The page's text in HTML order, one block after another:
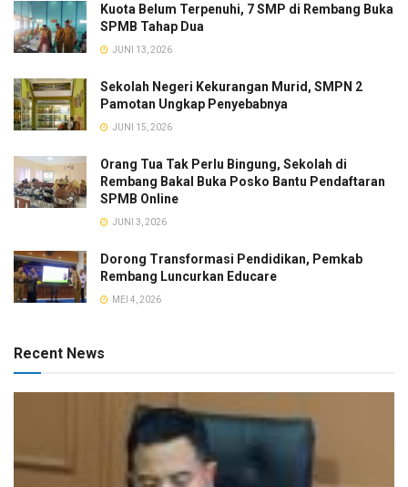
Kuota Belum Terpenuhi, 7 SMP di Rembang Buka
SPMB Tahap Dua
JUNI 13, 2026
Sekolah Negeri Kekurangan Murid, SMPN 2
Pamotan Ungkap Penyebabnya
JUNI 15, 2026
Orang Tua Tak Perlu Bingung, Sekolah di
Rembang Bakal Buka Posko Bantu Pendaftaran
SPMB Online
JUNI 3, 2026
Dorong Transformasi Pendidikan, Pemkab
Rembang Luncurkan Educare
MEI 4, 2026
Recent News